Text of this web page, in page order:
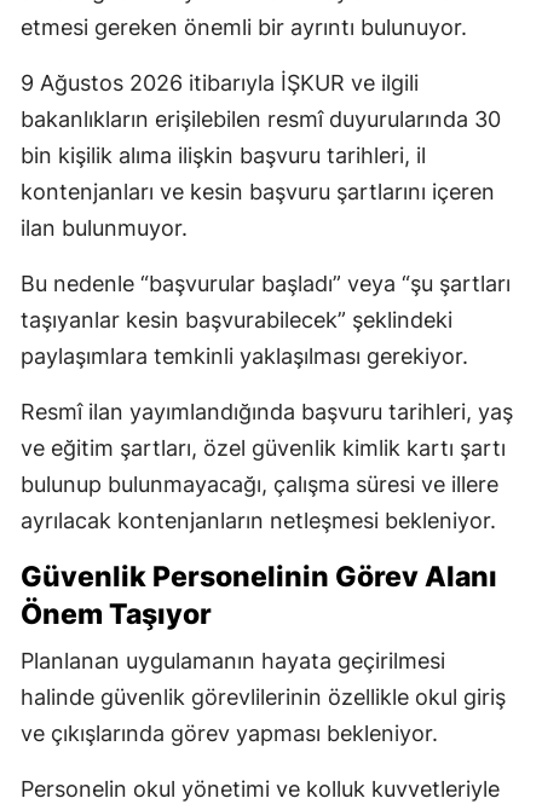
etmesi gereken önemli bir ayrıntı bulunuyor.
9 Ağustos 2026 itibarıyla İŞKUR ve ilgili
bakanlıkların erişilebilen resmî duyurularında 30
bin kişilik alıma ilişkin başvuru tarihleri, il
kontenjanları ve kesin başvuru şartlarını içeren
ilan bulunmuyor.
Bu nedenle “başvurular başladı” veya “şu şartları
taşıyanlar kesin başvurabilecek” şeklindeki
paylaşımlara temkinli yaklaşılması gerekiyor.
Resmî ilan yayımlandığında başvuru tarihleri, yaş
ve eğitim şartları, özel güvenlik kimlik kartı şartı
bulunup bulunmayacağı, çalışma süresi ve illere
ayrılacak kontenjanların netleşmesi bekleniyor.
Güvenlik Personelinin Görev Alanı
Önem Taşıyor
Planlanan uygulamanın hayata geçirilmesi
halinde güvenlik görevlilerinin özellikle okul giriş
ve çıkışlarında görev yapması bekleniyor.
Personelin okul yönetimi ve kolluk kuvvetleriyle